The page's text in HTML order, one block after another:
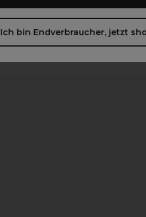
Ich bin Endverbraucher, jetzt